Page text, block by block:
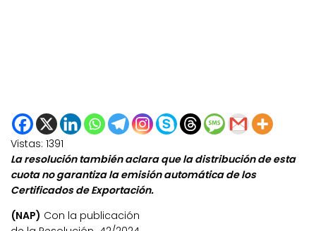
Vistas: 1391
La resolución también aclara que la distribución de esta
cuota no garantiza la emisión automática de los
Certificados de Exportación.
(NAP) Con la publicación